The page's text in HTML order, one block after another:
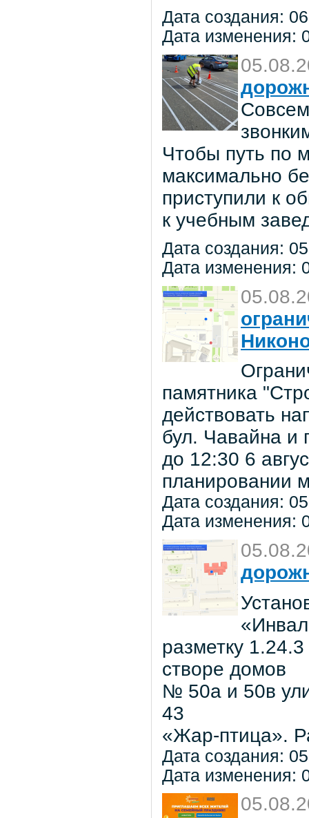
Дата создания:
Дата изменения:
Чтобы путь по
максимально
приступили к
к учебным
Дата создания:
Дата изменения:
памятника
действовать
бул. Чавайна и
до 12:30 6
планировании
Дата создания:
Дата изменения:
разметку
створе домов
№ 50а и 50в
43
«Жар-птица».
Дата создания:
Дата изменения: